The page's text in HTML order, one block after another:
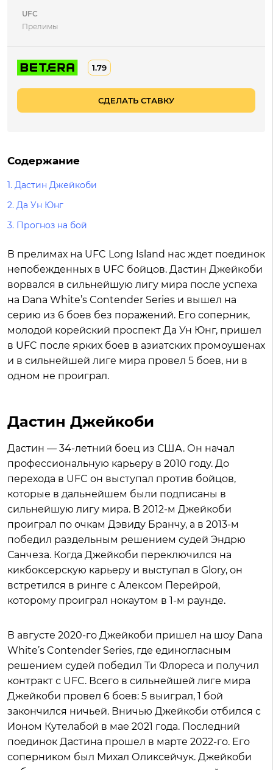
UFC
Прелимы
1.79
СДЕЛАТЬ СТАВКУ
Содержание
1. Дастин Джейкоби
2. Да Ун Юнг
3. Прогноз на бой
В прелимах на UFC Long Island нас ждет поединок
непобежденных в UFC бойцов. Дастин Джейкоби
ворвался в сильнейшую лигу мира после успеха
на Dana White’s Contender Series и вышел на
серию из 6 боев без поражений. Его соперник,
молодой корейский проспект Да Ун Юнг, пришел
в UFC после ярких боев в азиатских промоушенах
и в сильнейшей лиге мира провел 5 боев, ни в
одном не проиграл.
Дастин Джейкоби
Дастин — 34-летний боец из США. Он начал
профессиональную карьеру в 2010 году. До
перехода в UFC он выступал против бойцов,
которые в дальнейшем были подписаны в
сильнейшую лигу мира. В 2012-м Джейкоби
проиграл по очкам Дэвиду Бранчу, а в 2013-м
победил раздельным решением судей Эндрю
Санчеза. Когда Джейкоби переключился на
кикбоксерскую карьеру и выступал в Glory, он
встретился в ринге с Алексом Перейрой,
которому проиграл нокаутом в 1-м раунде.
В августе 2020-го Джейкоби пришел на шоу Dana
White’s Contender Series, где единогласным
решением судей победил Ти Флореса и получил
контракт с UFC. Всего в сильнейшей лиге мира
Джейкоби провел 6 боев: 5 выиграл, 1 бой
закончился ничьей. Вничью Джейкоби отбился с
Ионом Кутелабой в мае 2021 года. Последний
поединок Дастина прошел в марте 2022-го. Его
соперником был Михал Оликсейчук. Джейкоби